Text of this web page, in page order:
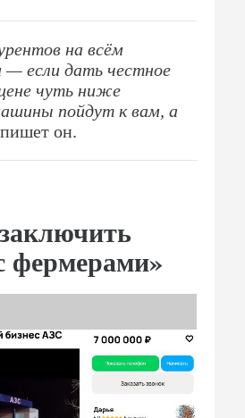
на всём
— если дать честное
чуть ниже
пойдут к вам, а
он.
фермерами»